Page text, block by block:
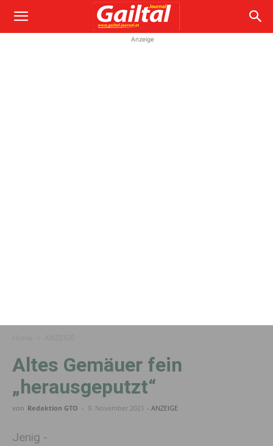
Anzeige
Altes Gemäuer fein
„herausgeputzt“
von Redaktion GTO - 9. November 2021 - ANZEIGE
Jenig -